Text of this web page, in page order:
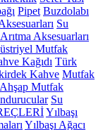
Pipet Buzdolabı
Su
Aksesuarları
Mutfak
Kağıdı Türk
Kahve Mutfak
Ahşap Mutfak
Su
Yılbaşı
Yılbaşı Ağacı